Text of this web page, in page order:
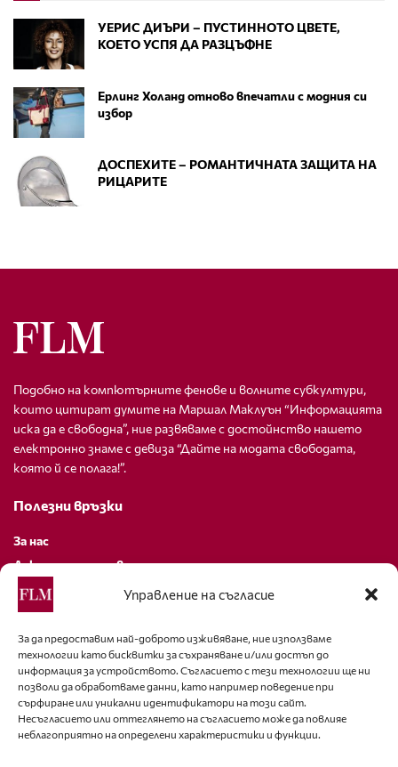
Управление на съгласие
За да предоставим най-доброто изживяване, ние използваме
технологии като бисквитки за съхраняване и/или достъп до
информация за устройството. Съгласието с тези технологии ще ни
позволи да обработваме данни, като например поведение при
сърфиране или уникални идентификатори на този сайт.
Несъгласието или оттеглянето на съгласието може да повлияе
неблагоприятно на определени характеристики и функции.
УЕРИС ДИЪРИ – ПУСТИННОТО ЦВЕТЕ,
КОЕТО УСПЯ ДА РАЗЦЪФНЕ
Ерлинг Холанд отново впечатли с модния си
избор
ДОСПЕХИТЕ – РОМАНТИЧНАТА ЗАЩИТА НА
РИЦАРИТЕ
Подобно на компютърните фенове и волните субкултури,
които цитират думите на Маршал Маклуън “Информацията
иска да е свободна”, ние развяваме с достойнство нашето
електронно знаме с девиза “Дайте на модата свободата,
която й се полага!”.
Полезни връзки
За нас
Декларация за поверителност
Политика за бисквитки
За контакти
editor@fashion-lifestyle.net
+359 88 227 33 47
Последвайте ни